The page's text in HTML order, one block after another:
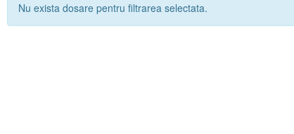
Nu exista dosare pentru filtrarea selectata.